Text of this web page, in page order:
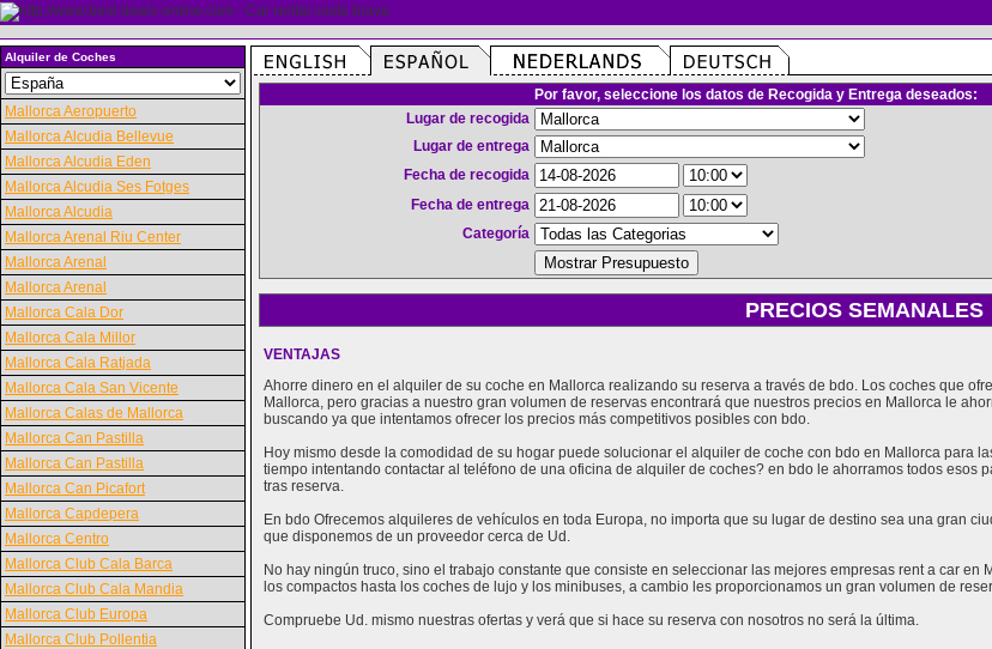
Alquiler de Coches
Mallorca Aeropuerto
Mallorca Alcudia Bellevue
Mallorca Alcudia Eden
Mallorca Alcudia Ses Fotges
Mallorca Alcudia
Mallorca Arenal Riu Center
Mallorca Arenal
Mallorca Arenal
Mallorca Cala Dor
Mallorca Cala Millor
Mallorca Cala Ratjada
Mallorca Cala San Vicente
Mallorca Calas de Mallorca
Mallorca Can Pastilla
Mallorca Can Pastilla
Mallorca Can Picafort
Mallorca Capdepera
Mallorca Centro
Mallorca Club Cala Barca
Mallorca Club Cala Mandia
Mallorca Club Europa
Mallorca Club Pollentia
Por favor, seleccione los datos de Recogida y Entrega deseados:
Lugar de recogida
Lugar de entrega
Fecha de recogida
Fecha de entrega
Categoría
PRECIOS SEMANALES
VENTAJAS
Ahorre dinero en el alquiler de su coche en Mallorca realizando su reserva a través de bdo. Los coches que
Mallorca, pero gracias a nuestro gran volumen de reservas encontrará que nuestros precios en Mallorca le
buscando ya que intentamos ofrecer los precios más competitivos posibles con bdo.
Hoy mismo desde la comodidad de su hogar puede solucionar el alquiler de coche con bdo en Mallorca para
tiempo intentando contactar al teléfono de una oficina de alquiler de coches? en bdo le ahorramos todos esos
tras reserva.
En bdo Ofrecemos alquileres de vehículos en toda Europa, no importa que su lugar de destino sea una gran
que disponemos de un proveedor cerca de Ud.
No hay ningún truco, sino el trabajo constante que consiste en seleccionar las mejores empresas rent a car
los compactos hasta los coches de lujo y los minibuses, a cambio les proporcionamos un gran volumen de
Compruebe Ud. mismo nuestras ofertas y verá que si hace su reserva con nosotros no será la última.